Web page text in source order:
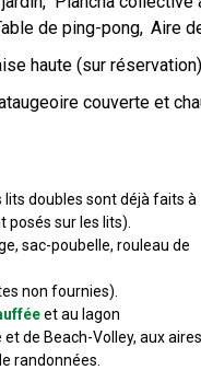
de ping-pong Aire
haute (sur réservation)
couverte et
doubles sont déjà faits à
posés sur les lits).
sac-poubelle, rouleau de
non fournies).
et au lagon
de Beach-Volley, aux aires
randonnées.